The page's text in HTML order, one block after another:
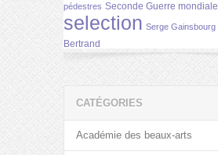
pédestres Seconde Guerre mondiale
selection Serge Gainsbourg
Bertrand
CATÉGORIES
Académie des beaux-arts